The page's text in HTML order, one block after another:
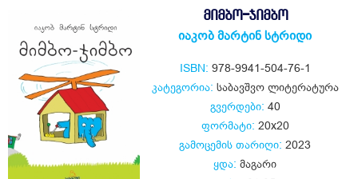
ᲛᲘᲛᲑᲝ-ᲯᲘᲛᲑᲝ
იაკობ მარტინ სტრიდი
ISBN: 978-9941-504-76-1
კატეგორია: საბავშვო ლიტერატურა
გვერდები: 40
ფორმატი: 20x20
გამოცემის თარიღი: 2023
ყდა: მაგარი